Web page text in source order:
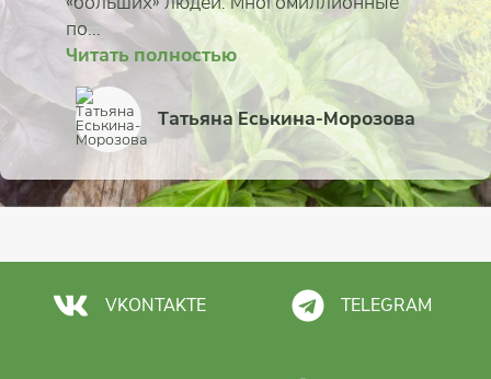
по...
Читать полностью
Татьяна Еськина-Морозова
Читать полностью
Алексей и Елена
Читать полностью
Арина Гусева
Читать полностью
Алексей Исаков
Читать полностью
Сергей Новик
Читать полностью
Михаил Дмитриев
Читать полностью
Марина Сынкова
Читать полностью
Наталья Сапунова
VKONTAKTE TELEGRAM